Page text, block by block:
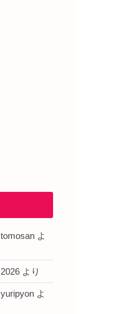
tomosan よ
2026 より
yuripyon よ